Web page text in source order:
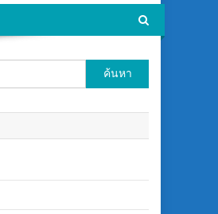
ค้นหา
สำหรับ: